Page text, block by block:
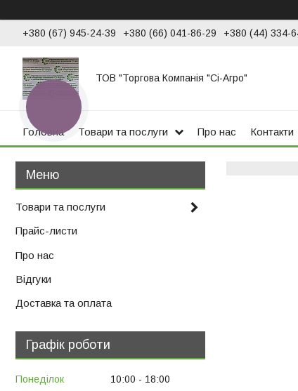
+380 (67) 945-24-39 +380 (66) 041-86-29 +380 (44) 334-
ТОВ "Торгова Компанія "Сі-Агро"
Головна Товари та послуги Про нас Контакти
Товари та послуги
Прайс-листи
Про нас
Відгуки
Доставка та оплата
Графік роботи
Понеділок 10:00
18:00